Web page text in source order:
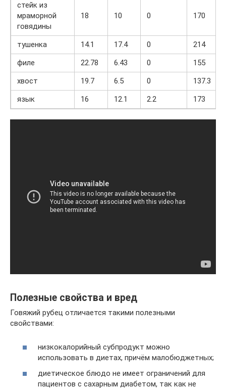
стейк из
мраморной
говядины
18 10 0 170
тушенка 14.1 17.4 0
214
филе
22.78 6.43 0
155
хвост
19.7 6.5 0
137.3
язык
16 12.1 2.2 173
Полезные свойства и вред
Говяжий рубец отличается такими полезными
свойствами:
низкокалорийный субпродукт можно
использовать в диетах, причём малобюджетных;
диетическое блюдо не имеет ограничений для
пациентов с сахарным диабетом, так как не